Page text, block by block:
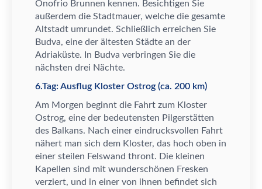
Onofrio Brunnen kennen. Besichtigen Sie
außerdem die Stadtmauer, welche die gesamte
Altstadt umrundet. Schließ lich erreichen Sie
Budva, eine der ä ltesten Städte an der
Adriaküste. In Budva verbringen Sie die
nächsten drei Nächte.
6.Tag: Ausflug Kloster Ostrog (ca. 200 km)
Am Morgen beginnt die Fahrt zum Kloster
Ostrog, eine der bedeutensten Pilgerstätten
des Balkans. Nach einer eindrucksvollen Fahrt
nähert man sich dem Kloster, das hoch oben in
einer steilen Felswand thront. Die kleinen
Kapellen sind mit wunderschönen Fresken
verziert, und in einer von ihnen befindet sich